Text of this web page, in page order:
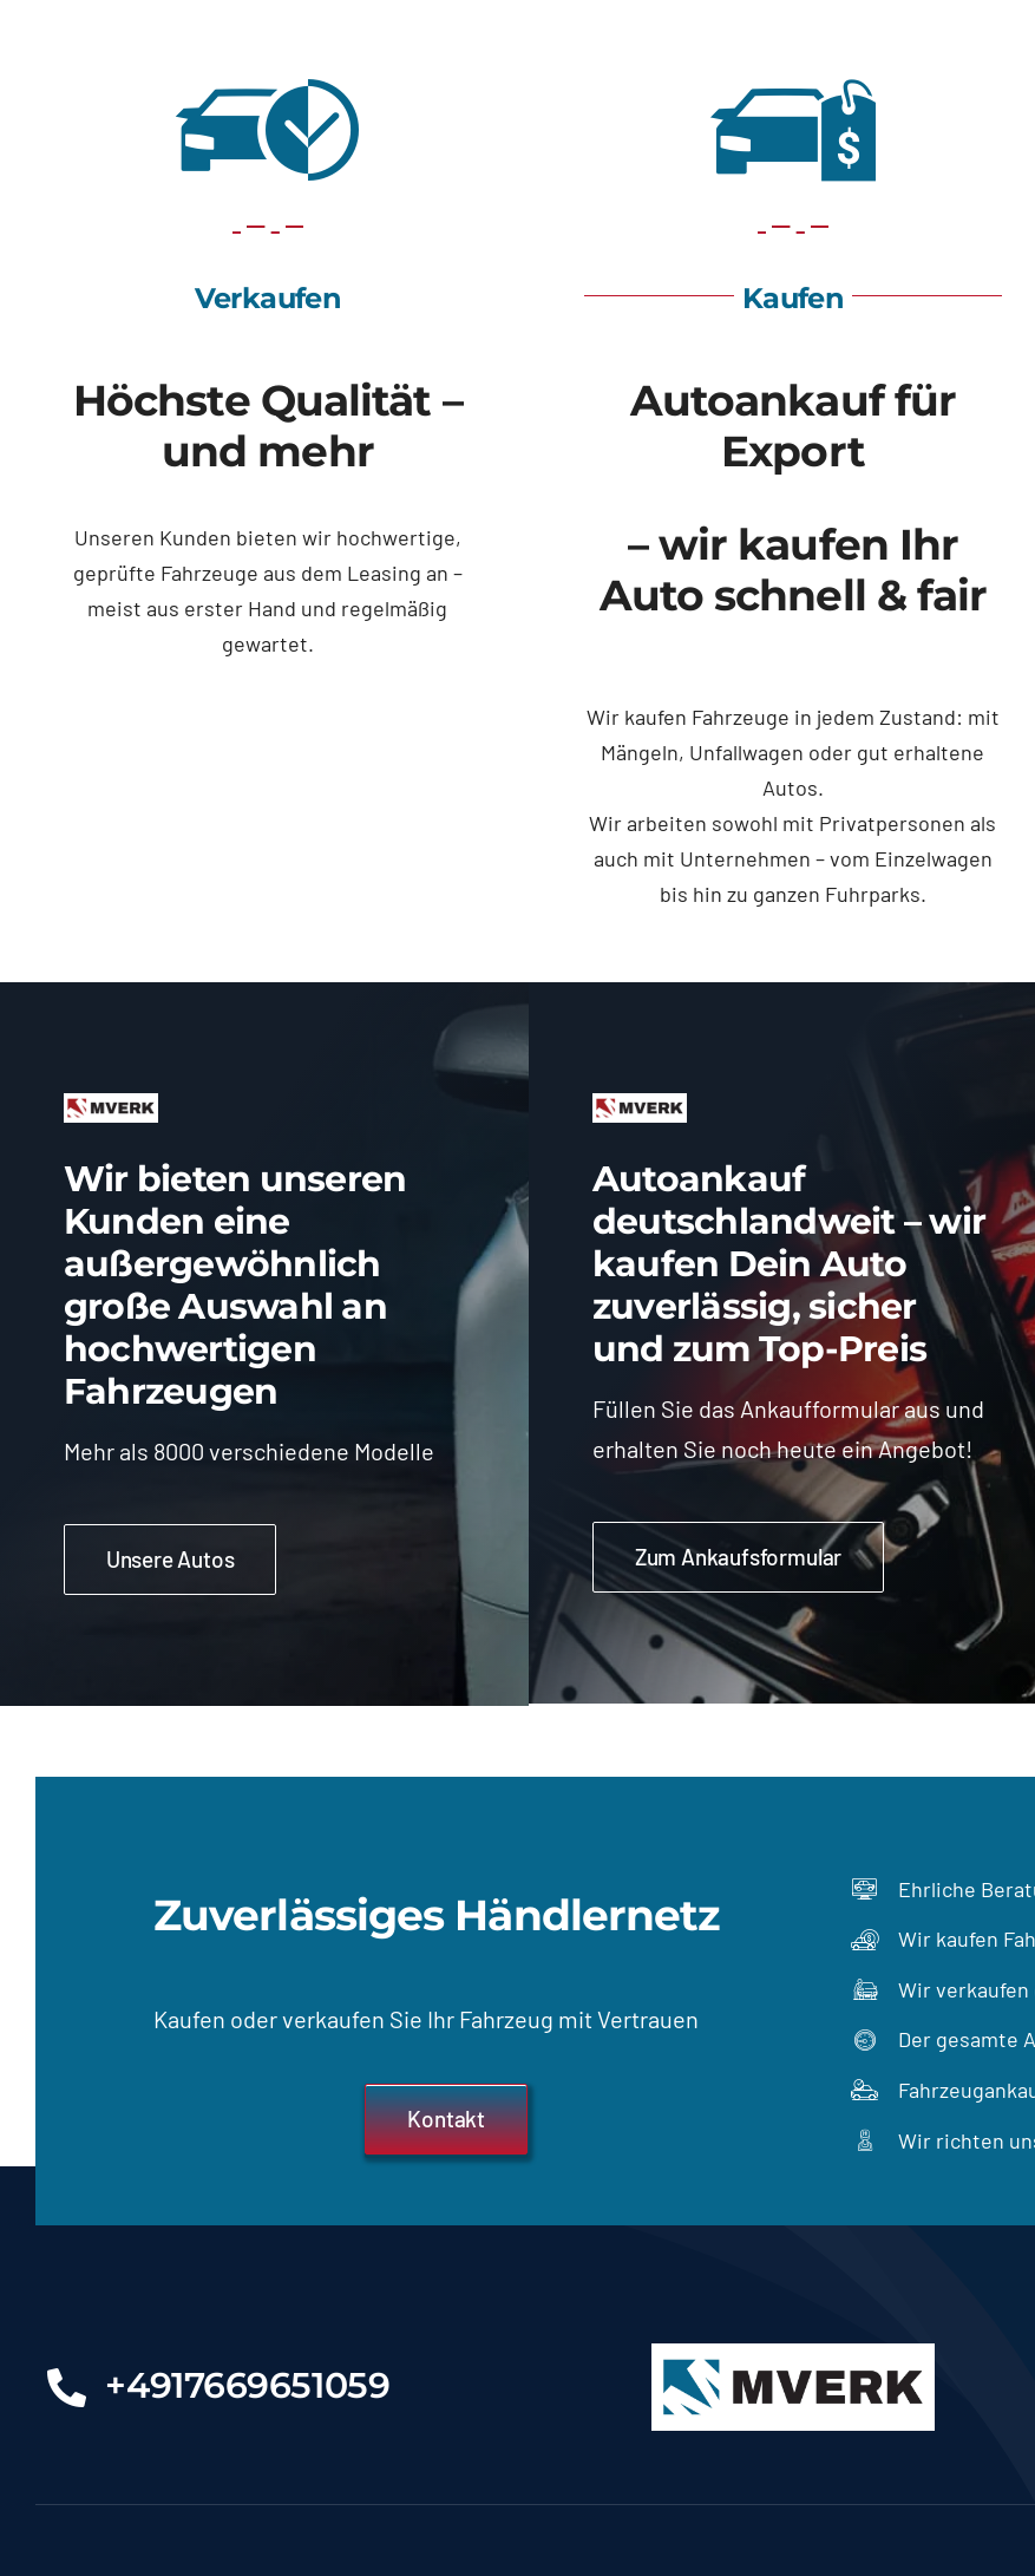
Verkaufen
Höchste Qualität –
und mehr
Unseren Kunden bieten wir hochwertige,
geprüfte Fahrzeuge aus dem Leasing an –
meist aus erster Hand und regelmäßig
gewartet.
Kaufen
Autoankauf für
Export
– wir kaufen Ihr
Auto schnell & fair
Wir kaufen Fahrzeuge in jedem Zustand: mit
Mängeln, Unfallwagen oder gut erhaltene
Autos.
Wir arbeiten sowohl mit Privatpersonen als
auch mit Unternehmen – vom Einzelwagen
bis hin zu ganzen Fuhrparks.
Wir bieten unseren
Kunden eine
außergewöhnlich
große Auswahl an
hochwertigen
Fahrzeugen
Mehr als 8000 verschiedene Modelle
Unsere Autos
Autoankauf
deutschlandweit – wir
kaufen Dein Auto
zuverlässig, sicher
und zum Top-Preis
Füllen Sie das Ankaufformular aus und
erhalten Sie noch heute ein Angebot!
Zum Ankaufsformular
Zuverlässiges Händlernetz
Kaufen oder verkaufen Sie Ihr Fahrzeug mit Vertrauen
Kontakt
Ehrliche
Wir kaufen
Wir
Der gesamte
Wir richten
+4917669651059